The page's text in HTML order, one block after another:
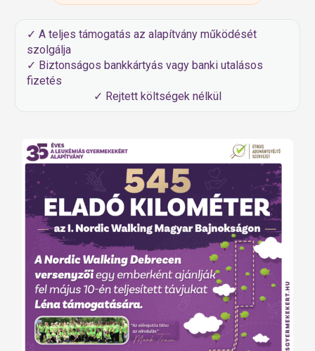
✓ A teljes támogatás az alapítvány működését
szolgálja
✓ Biztonságos bankkártyás vagy banki utalásos
fizetés
✓ Rejtett költségek nélkül